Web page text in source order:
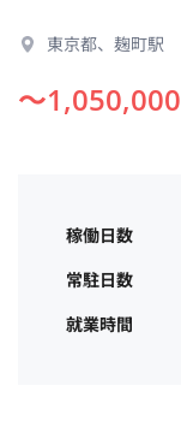
東京都、麹町駅
〜1,050,000
稼働日数
常駐日数
就業時間